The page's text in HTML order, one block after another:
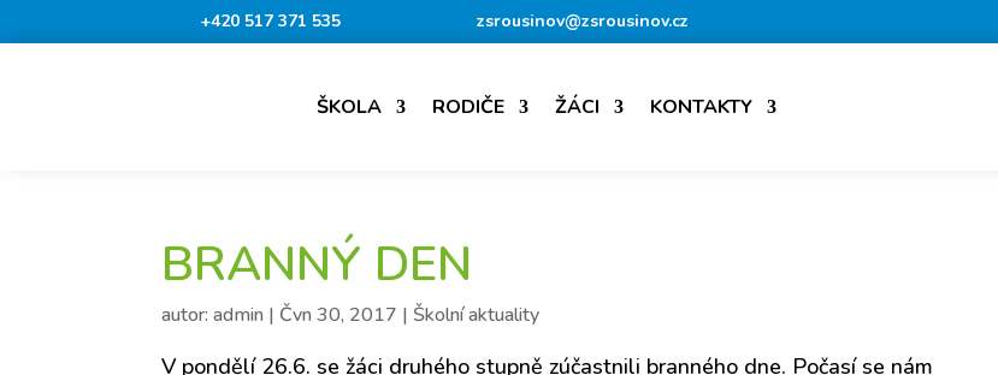
+420 517 371 535 zsrousinov@zsrousinov.cz
ŠKOLA RODIČE ŽÁCI KONTAKTY
BRANNÝ DEN
autor:admin | Čvn 30, 2017 | Školní aktuality
V pondělí 26.6. se žáci druhého stupně zúčastnili branného dne. Počasí se nám